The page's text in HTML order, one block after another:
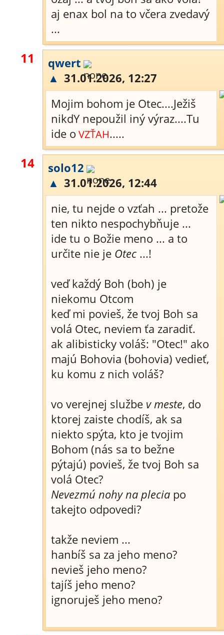
aj enax bol na to včera zvedavý
...
11
qwert
▲ 31.01.2026, 12:27
Mojim bohom je Otec....Ježiš
nikdY nepoužil iný výraz....Tu
ide o VZŤAH.....
14
solo12
▲ 31.01.2026, 12:44
nie, tu nejde o vzťah ... pretože
ten nikto nespochybňuje ...
ide tu o Božie meno ... a to
určite nie je Otec ...!
veď každý Boh (boh) je
niekomu Otcom
keď mi povieš, že tvoj Boh sa
volá Otec, neviem ťa zaradiť.
ak alibisticky voláš: "Otec!" ako
majú Bohovia (bohovia) vedieť,
ku komu z nich voláš?
vo verejnej službe v meste, do
ktorej zaiste chodíš, ak sa
niekto spýta, kto je tvojim
Bohom (nás sa to bežne
pýtajú) povieš, že tvoj Boh sa
volá Otec?
Nevezmú nohy na plecia po
takejto odpovedi?
takže neviem ...
hanbíš sa za jeho meno?
nevieš jeho meno?
tajíš jeho meno?
ignoruješ jeho meno?